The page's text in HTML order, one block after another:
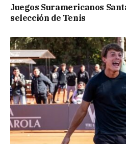
Juegos Suramericanos
selección de Tenis